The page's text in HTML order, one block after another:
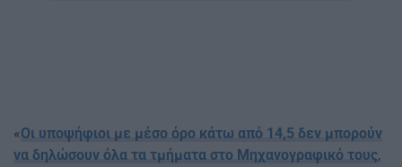
«Οι υποψήφιοι με μέσο όρο κάτω από 14,5 δεν μπορούν
να δηλώσουν όλα τα τμήματα στο Μηχανογραφικό τους,